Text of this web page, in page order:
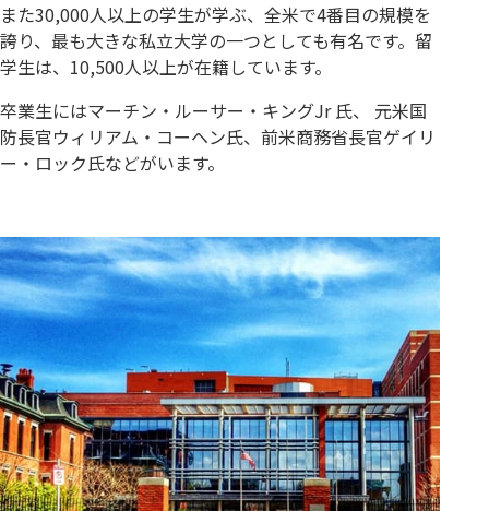
また30,000人以上の学生が学ぶ、全米で4番目の規模を
誇り、最も大きな私立大学の一つとしても有名です。留
学生は、10,500人以上が在籍しています。
卒業生にはマーチン・ルーサー・キングJr 氏、 元米国
防長官ウィリアム・コーヘン氏、前米商務省長官ゲイリ
ー・ロック氏などがいます。